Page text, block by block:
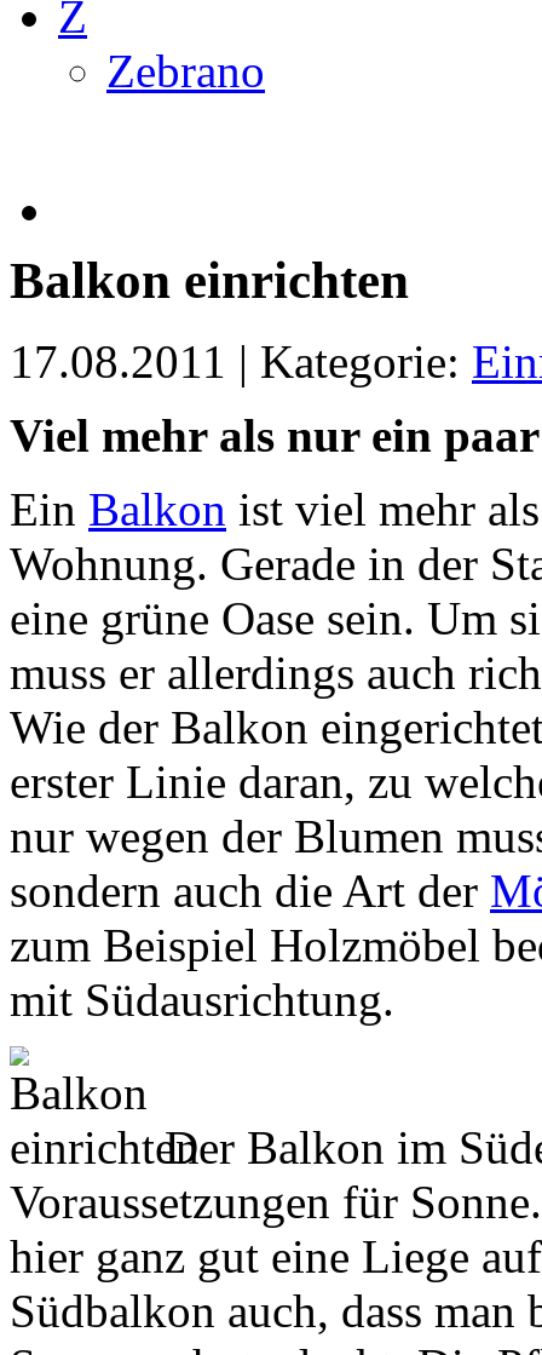
Z
Zebrano
Balkon einrichten
17.08.2011 | Kategorie:
Viel mehr als nur ein
Ein Balkon ist viel mehr
Wohnung. Gerade in der
eine grüne Oase sein. Um
muss er allerdings auch
Wie der Balkon
erster Linie daran, zu
nur wegen der Blumen
sondern auch die Art der
zum Beispiel Holzmöbel
mit Südausrichtung.
Der Balkon im
Voraussetzungen für
hier ganz gut eine Liege
Südbalkon auch, dass man